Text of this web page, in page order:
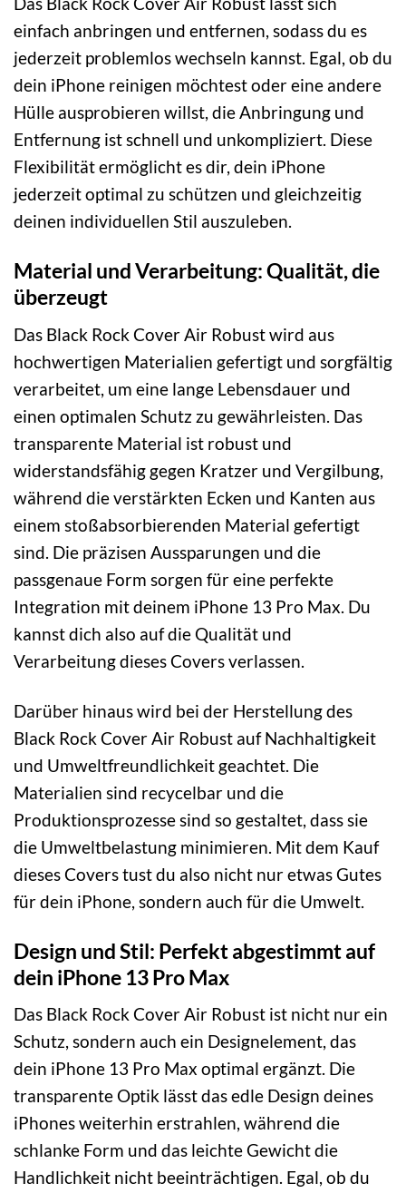
einfach anbringen und entfernen, sodass du es
jederzeit problemlos wechseln kannst. Egal, ob du
dein iPhone reinigen möchtest oder eine andere
Hülle ausprobieren willst, die Anbringung und
Entfernung ist schnell und unkompliziert. Diese
Flexibilität ermöglicht es dir, dein iPhone
jederzeit optimal zu schützen und gleichzeitig
deinen individuellen Stil auszuleben.
Material und Verarbeitung: Qualität, die
überzeugt
Das Black Rock Cover Air Robust wird aus
hochwertigen Materialien gefertigt und sorgfältig
verarbeitet, um eine lange Lebensdauer und
einen optimalen Schutz zu gewährleisten. Das
transparente Material ist robust und
widerstandsfähig gegen Kratzer und Vergilbung,
während die verstärkten Ecken und Kanten aus
einem stoßabsorbierenden Material gefertigt
sind. Die präzisen Aussparungen und die
passgenaue Form sorgen für eine perfekte
Integration mit deinem iPhone 13 Pro Max. Du
kannst dich also auf die Qualität und
Verarbeitung dieses Covers verlassen.
Darüber hinaus wird bei der Herstellung des
Black Rock Cover Air Robust auf Nachhaltigkeit
und Umweltfreundlichkeit geachtet. Die
Materialien sind recycelbar und die
Produktionsprozesse sind so gestaltet, dass sie
die Umweltbelastung minimieren. Mit dem Kauf
dieses Covers tust du also nicht nur etwas Gutes
für dein iPhone, sondern auch für die Umwelt.
Design und Stil: Perfekt abgestimmt auf
dein iPhone 13 Pro Max
Das Black Rock Cover Air Robust ist nicht nur ein
Schutz, sondern auch ein Designelement, das
dein iPhone 13 Pro Max optimal ergänzt. Die
transparente Optik lässt das edle Design deines
iPhones weiterhin erstrahlen, während die
schlanke Form und das leichte Gewicht die
Handlichkeit nicht beeinträchtigen. Egal, ob du